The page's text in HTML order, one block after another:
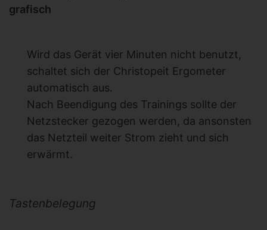
grafisch
Wird das Gerät vier Minuten nicht benutzt,
schaltet sich der Christopeit Ergometer
automatisch aus.
Nach Beendigung des Trainings sollte der
Netzstecker gezogen werden, da ansonsten
das Netzteil weiter Strom zieht und sich
erwärmt.
Tastenbelegung